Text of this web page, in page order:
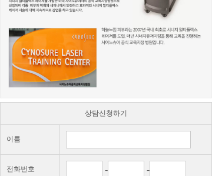
상담신청하기
이름
전화번호 - -